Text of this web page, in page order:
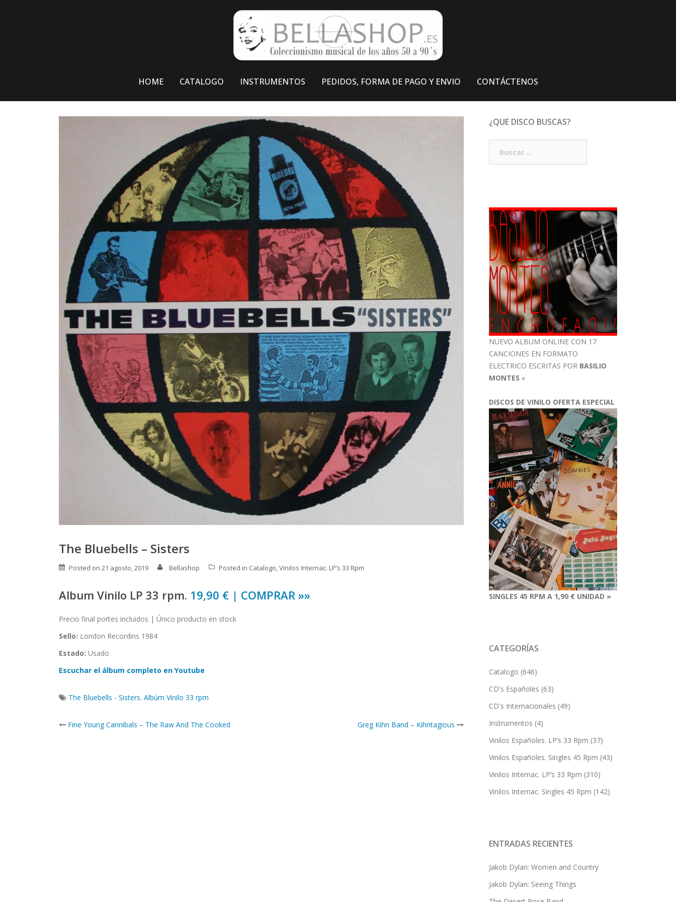
HOME CATALOGO INSTRUMENTOS PEDIDOS, FORMA DE PAGO Y ENVIO CONTÁCTENOS
The Bluebells – Sisters
Posted on 21 agosto, 2019 Bellashop Posted in Catalogo,Vinilos Internac. LP’s 33 Rpm
Album Vinilo LP 33 rpm. 19,90 € | COMPRAR »»
Precio final portes incluidos | Único producto en stock
Sello: London Recordins 1984
Estado: Usado
Escuchar el álbum completo en Youtube
The Bluebells - Sisters. Albúm Vinilo 33 rpm
Post
Fine Young Cannibals – The Raw And The Cooked Greg Kihn Band – Kihntagious
¿QUE DISCO BUSCAS?
NUEVO ALBUM ONLINE CON 17
CANCIONES EN FORMATO
ELECTRICO ESCRITAS POR BASILIO
MONTES »
DISCOS DE VINILO OFERTA ESPECIAL
SINGLES 45 RPM A 1,90 € UNIDAD »
CATEGORÍAS
Catalogo (646)
CD's Españoles (63)
CD's Internacionales (49)
Instrumentos (4)
Vinilos Españoles. LP’s 33 Rpm (37)
Vinilos Españoles. Singles 45 Rpm (43)
Vinilos Internac. LP’s 33 Rpm (310)
Vinilos Internac. Singles 45 Rpm (142)
ENTRADAS RECIENTES
Jakob Dylan: Women and Country
Jakob Dylan: Seeing Things